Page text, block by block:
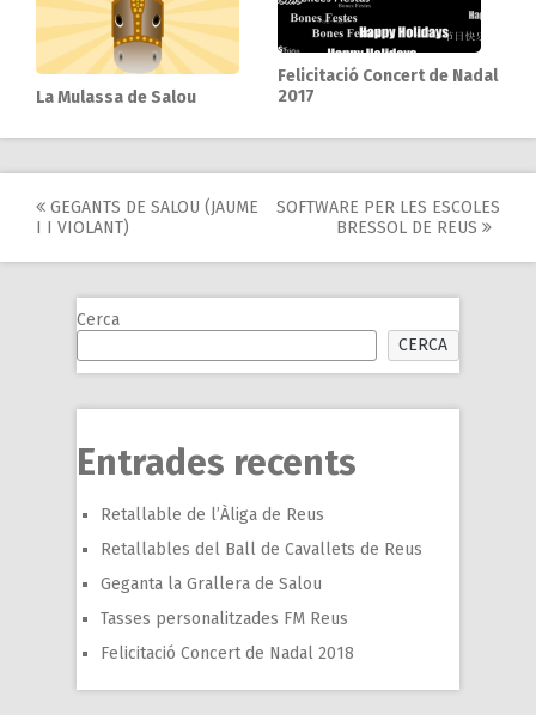
La Mulassa de Salou
Felicitació Concert de Nadal
2017
Post
navigation
GEGANTS DE SALOU (JAUME
I I VIOLANT)
SOFTWARE PER LES ESCOLES
BRESSOL DE REUS
Cerca
CERCA
Entrades recents
Retallable de l’Àliga de Reus
Retallables del Ball de Cavallets de Reus
Geganta la Grallera de Salou
Tasses personalitzades FM Reus
Felicitació Concert de Nadal 2018